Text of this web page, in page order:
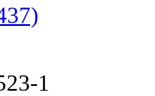
1